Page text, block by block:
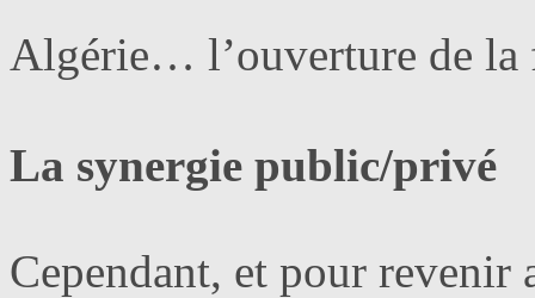
Algérie… l’ouverture de la
La synergie public/privé
Cependant, et pour revenir